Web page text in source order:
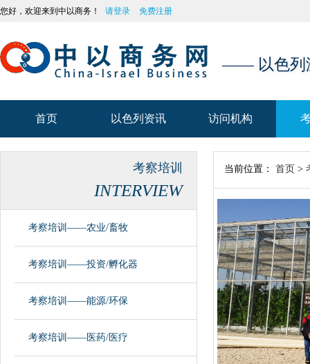
您好，欢迎来到中以商务！ 请登录 免费注册
—— 以色列
首页 以色列资讯 访问机构
访问机构
考察培训
INTERVIEW
考察培训——农业/畜牧
考察培训——投资/孵化器
考察培训——能源/环保
考察培训——医药/医疗
当前位置： 首页 >